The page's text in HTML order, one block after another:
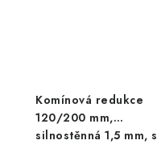
Komínová redukce
120/200 mm,
silnostěnná 1,5 mm, s